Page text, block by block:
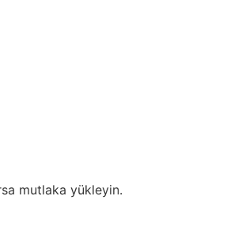
mutlaka yükleyin.